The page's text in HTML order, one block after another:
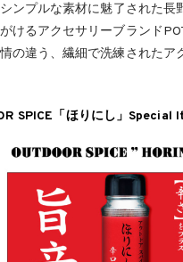
ンプルな素材に魅了された⻑
けるアクセサリーブランド
の違う、繊細で洗練されたア
SPICE「ほりにし」Special